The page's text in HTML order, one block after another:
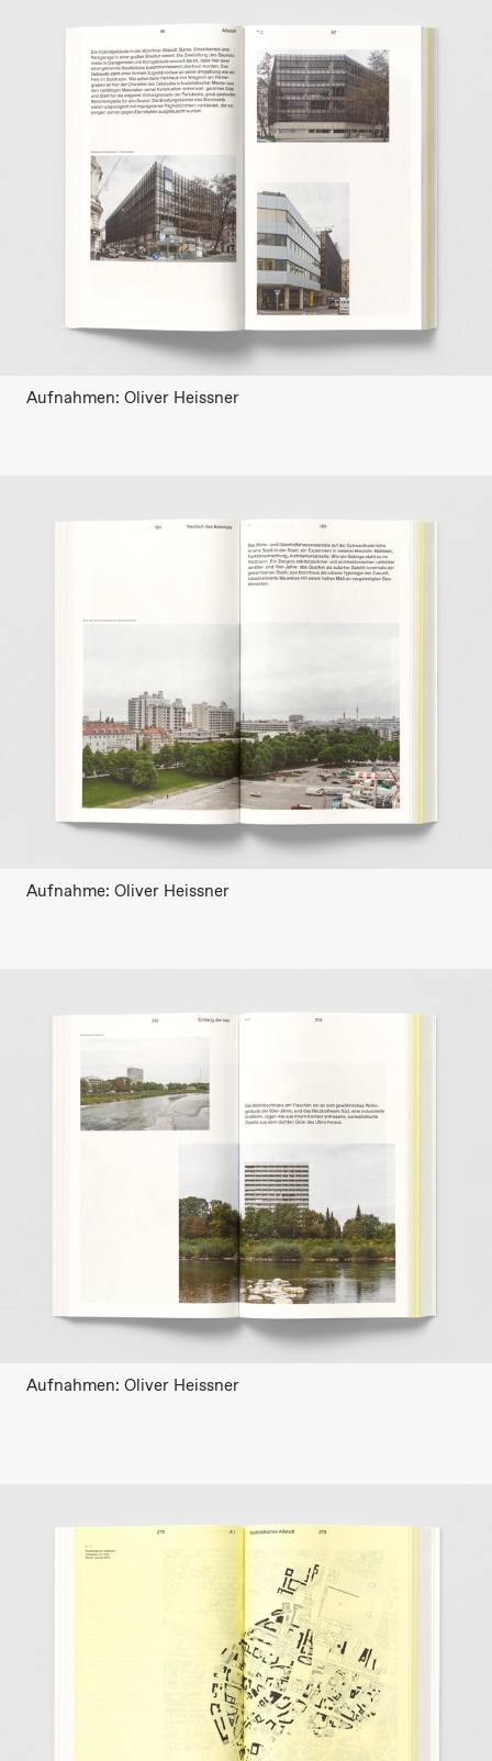
Aufnahmen: Oliver Heissner
Aufnahme: Oliver Heissner
Aufnahmen: Oliver Heissner